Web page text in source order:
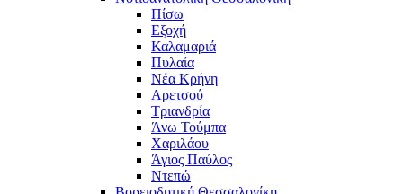
Πίσω
Εξοχή
Καλαμαριά
Πυλαία
Νέα Κρήνη
Αρετσού
Τριανδρία
Άνω Τούμπα
Χαριλάου
Άγιος Παύλος
Ντεπώ